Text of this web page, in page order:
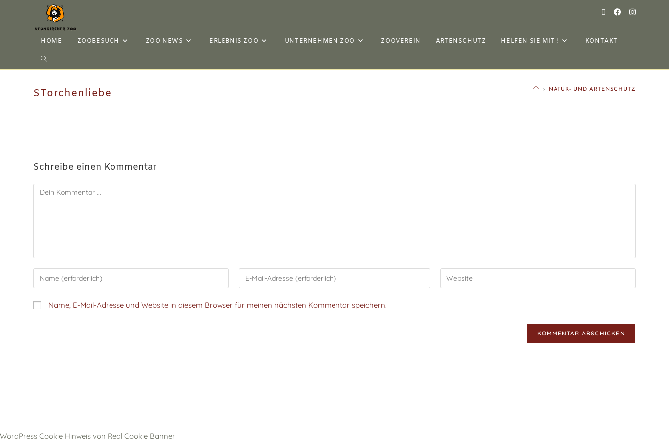
HOME ZOOBESUCH ZOO NEWS ERLEBNIS ZOO UNTERNEHMEN ZOO ZOOVEREIN ARTENSCHUTZ HELFEN SIE MIT ! KONTAKT
STorchenliebe > NATUR- UND ARTENSCHUTZ
Schreibe einen Kommentar
Name, E-Mail-Adresse und Website in diesem Browser für meinen nächsten Kommentar speichern.
WordPress Cookie Hinweis von Real Cookie Banner